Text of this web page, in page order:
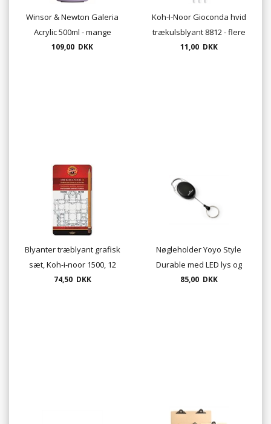
Winsor & Newton Galeria
Acrylic 500ml - mange
farver
109,00 DKK
Koh-I-Noor Gioconda hvid
trækulsblyant 8812 - flere
hårdheder
11,00 DKK
Blyanter træblyant grafisk
sæt, Koh-i-noor 1500, 12
stk/sæt
74,50 DKK
Nøgleholder Yoyo Style
Durable med LED lys og
80cm nylonwire
85,00 DKK